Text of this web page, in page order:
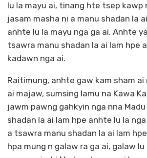
lu la mayu ai, tinang hte tsep kawp
jasam masha ni a manu shadan la
anhte lu la mayu nga ga ai. Anhte
tsawra manu shadan la ai lam hpe
kadawn nga ai.
Raitimung, anhte gaw kam sham ai
ai majaw, sumsing lamu na Kawa
jawm pawng gahkyin nga nna
shadan la ai lam hpe anhte lu la nga
a tsawra manu shadan la ai lam
hpa mung n galaw ra ga ai, galaw lu